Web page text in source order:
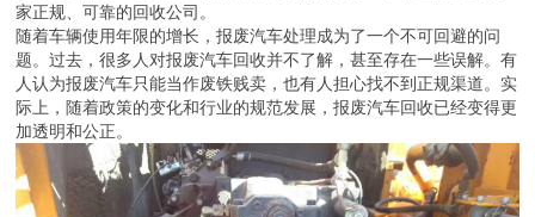
家正规、可靠的回收公司。
随着车辆使用年限的增长，报废汽车处理成为了一个不可回避的问
题。过去，很多人对报废汽车回收并不了解，甚至存在一些误解。有
人认为报废汽车只能当作废铁贱卖，也有人担心找不到正规渠道。实
际上，随着政策的变化和行业的规范发展，报废汽车回收已经变得更
加透明和公正。